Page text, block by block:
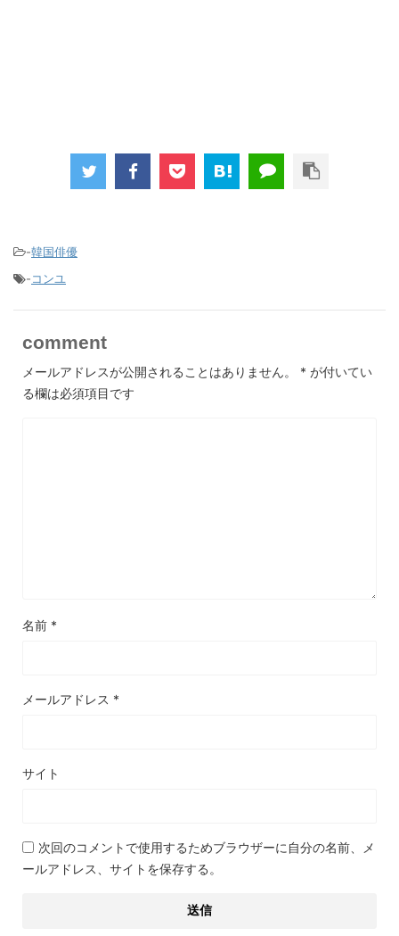
-韓国俳優
-コンユ
comment
メールアドレスが公開されることはありません。 * が付いてい
る欄は必須項目です
名前 *
メールアドレス *
サイト
次回のコメントで使用するためブラウザーに自分の名前、メ
ールアドレス、サイトを保存する。